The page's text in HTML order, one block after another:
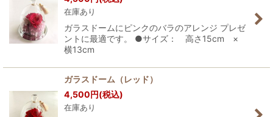
在庫あり
ガラスドームにピンクのバラのアレンジ プレゼ
ントに最適です。 ●サイズ： 高さ15cm ×
横13cm
ガラスドーム（レッド）
4,500円(税込)
在庫あり